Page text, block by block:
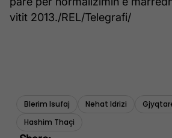
vitit 2013./REL/Telegrafi/
Blerim Isufaj Nehat Idrizi
Hashim Thaçi